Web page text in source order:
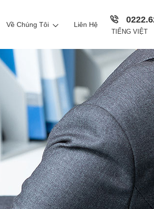
Về Chúng Tôi Liên Hệ
TIẾNG VIỆT